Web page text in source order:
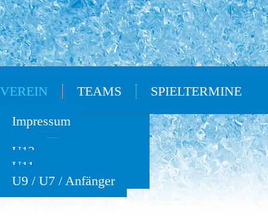
VEREIN TEAMS
Oldies
U13
U11
U9 / U7 / Anfänger
SPIELTERMINE
Impressum